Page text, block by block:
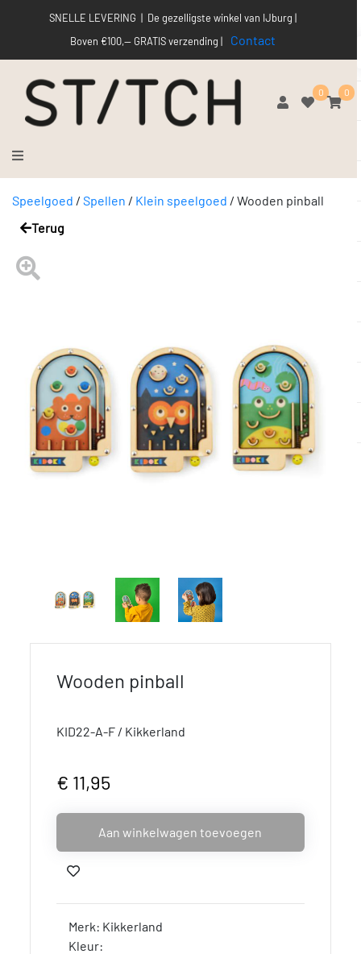
SNELLE LEVERING | De gezelligste winkel van IJburg |
Boven €100,-- GRATIS verzending |
Contact
0 0
Speelgoed / Spellen / Klein speelgoed / Wooden pinball
Terug
Wooden pinball
KID22-A-F / Kikkerland
€ 11,95
Aan winkelwagen toevoegen
Merk: Kikkerland
Kleur: